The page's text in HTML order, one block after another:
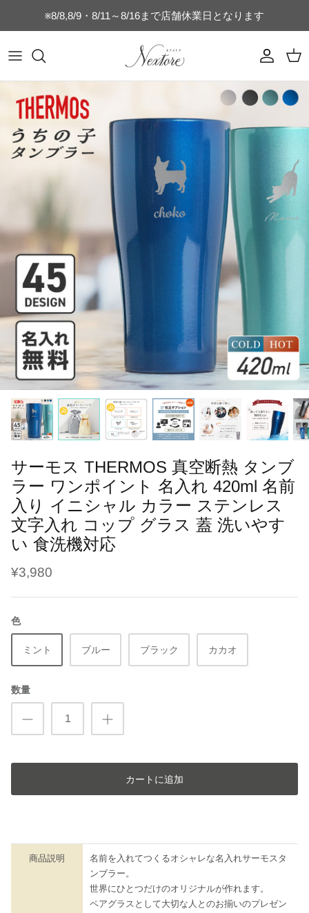
ン
を
※8/8,8/9・8/11～8/16まで店舗休業日となります
マグカップ
タンブラー
水筒・ボトル
グラス
ぐい呑み・おちょこセット
湯呑
キャニスター
乳歯ケース
うぶ毛ケース
へその緒ケース
命名書・名前札
キーホルダー
お弁当箱
ベビーボトル
ブラシ・くし
よだれかけ
レターバナー
刺繍名入れ商品
母子手帳・お薬手帳カバー
時計付きフォトフレーム
ブライダル
ベビー
スポーツ
星座
キッズ
干支
趣味
メモリアル
七五三
カレンダー
フォトフレーム
猫のひげケース
犬のひげケース
犬の歯ケース
フードボウル
位牌
ネームタグ・迷子札
鳥の羽根ケース
うさぎの毛ケース
ハリネズミの針ケース
爬虫類の抜け殻ケース
switch
switch-lite
ヘアブラシ
コンパクトミラー
キッチン雑貨
店舗向け雑貨
USBメモリー
オリジナルパズル
スマホケース
ゴルフ関連商品
表札
ソープフラワー
キッズTシャツ
コットンTシャツ
ドライTシャツ（半袖）
ドライTシャツ（長袖）
名刺・通帳ケース
誕生日・記念日ギフト
ご結婚・ご出産祝い
母の日・父の日ギフト
おじいちゃんおばあちゃんへのギフト
サーモス THERMOS 真空断熱 タンブ
ラー ワンポイント 名入れ 420ml 名前
入り イニシャル カラー ステンレス
文字入れ コップ グラス 蓋 洗いやす
い 食洗機対応
¥3,980
色
ミント ブルー ブラック カカオ
数量
カートに追加
商品説明
名前を入れてつくるオシャレな名入れサーモスタ
ンブラー。
世界にひとつだけのオリジナルが作れます。
ペアグラスとして大切な人とのお揃いのプレゼン